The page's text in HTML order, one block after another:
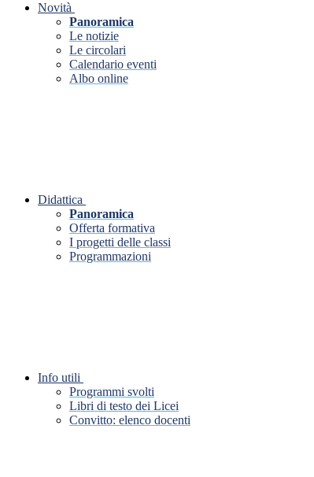
Novità
Panoramica
Le notizie
Le circolari
Calendario eventi
Albo online
Didattica
Panoramica
Offerta formativa
I progetti delle classi
Programmazioni
Info utili
Programmi svolti
Libri di testo dei Licei
Convitto: elenco docenti